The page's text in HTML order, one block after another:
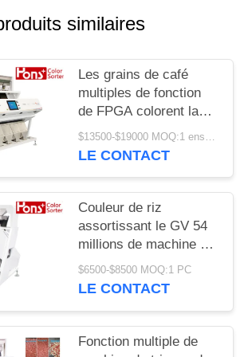
similaires
Les grains de café
multiples de fonction
de FPGA colorent la
trieuse
$13500-$19000 MOQ:1 ensemble
LE CONTACT
Couleur de riz
assortissant le GV 54
millions de machine de
développement de
séparateur de pixel
$6500-$8500 MOQ:1 PC
LE CONTACT
Fonction multiple de